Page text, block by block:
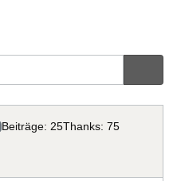
Beiträge: 25Thanks: 75